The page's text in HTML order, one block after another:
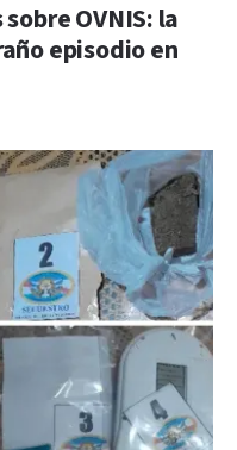
OVNIS: la
episodio en